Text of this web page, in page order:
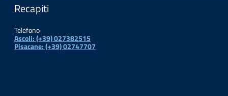
Recapiti
Telefono
Ascoli: (+39) 027382515
Pisacane: (+39) 02747707